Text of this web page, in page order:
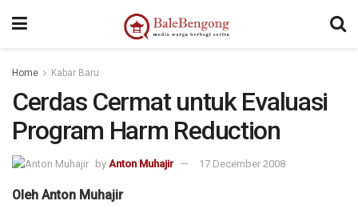
Home Kabar Baru
Cerdas Cermat untuk Evaluasi
Program Harm Reduction
by Anton Muhajir 17 December 2008
Oleh Anton Muhajir